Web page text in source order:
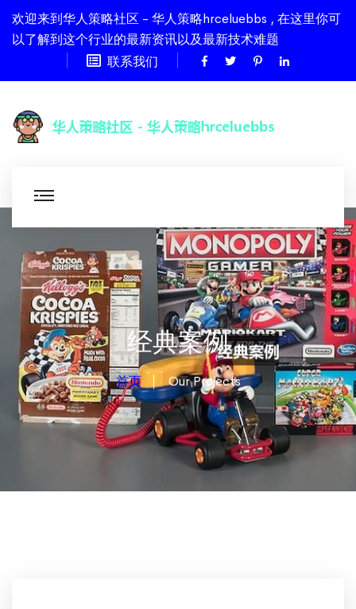
欢迎来到华人策略社区 - 华人策略hrceluebbs , 在这里你可
以了解到这个行业的最新资讯以及最新技术难题
联系我们
经典案例
首页 Our Projects